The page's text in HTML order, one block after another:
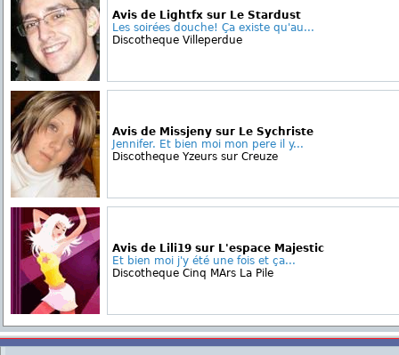
Avis de Lightfx sur Le Stardust
Les soirées douche! Ça existe qu'au...
Discotheque Villeperdue
Avis de Missjeny sur Le Sychriste
Jennifer. Et bien moi mon pere il y...
Discotheque Yzeurs sur Creuze
Avis de Lili19 sur L'espace Majestic
Et bien moi j'y été une fois et ça...
Discotheque Cinq MArs La Pile